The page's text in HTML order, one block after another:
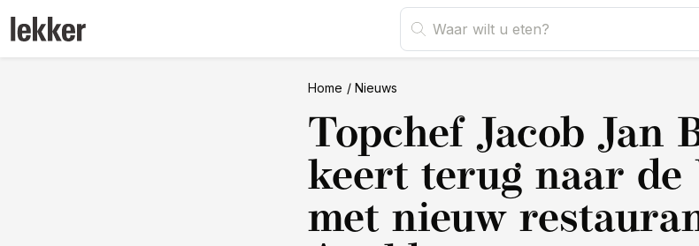
Home Nieuws
Topchef Jacob Jan
keert terug naar de
met nieuw